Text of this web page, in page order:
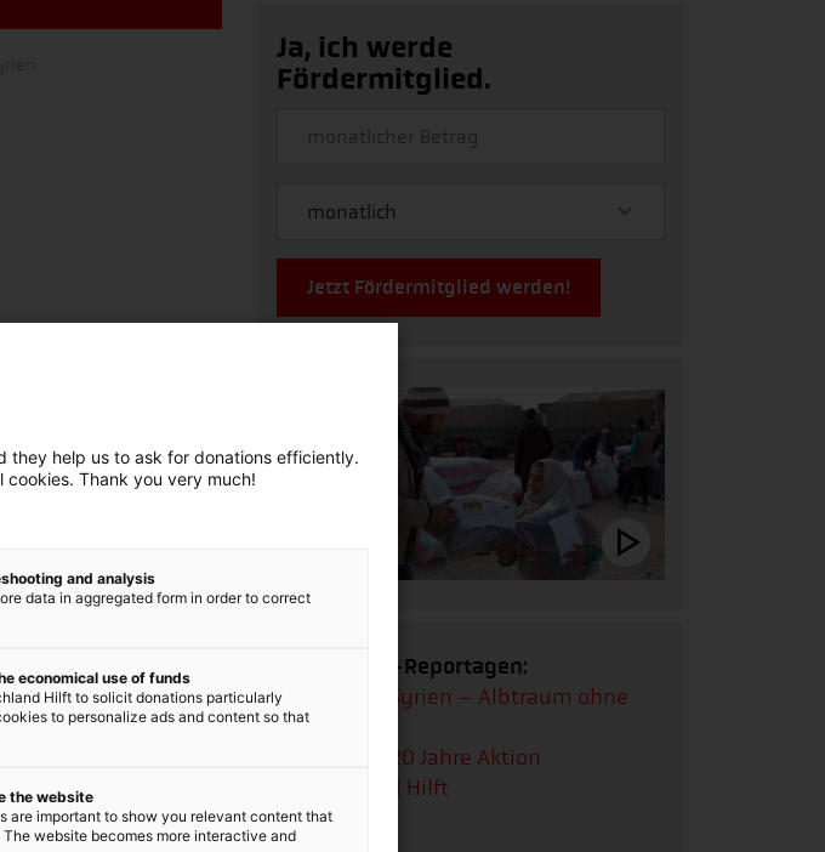
Ja, ich werde
Fördermitglied.
Jetzt Fördermitglied werden!
Multimedia-Reportagen:
Reportage:
Syrien – Albtraum ohne
Ende
20 Jahre Aktion
Deutschland Hilft
Podcast
they help us to ask for donations efficiently.
cookies. Thank you very much!
and analysis
data in aggregated form in order to correct
economical use of funds
Hilft to solicit donations particularly
to personalize ads and content so that
the website
are important to show you relevant content that
website becomes more interactive and